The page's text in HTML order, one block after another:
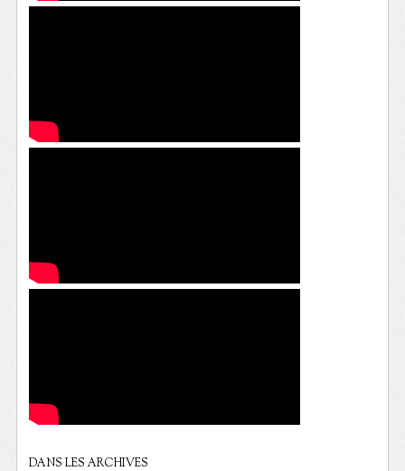
DANS LES ARCHIVES